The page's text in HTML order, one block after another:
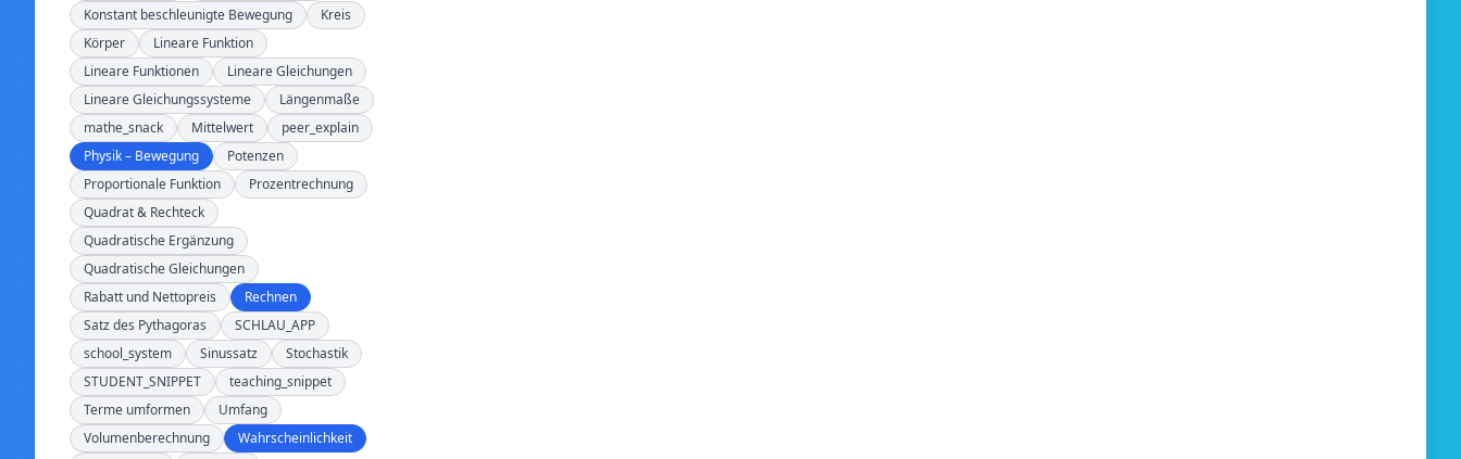
Konstant beschleunigte Bewegung
Kreis
Körper
Lineare Funktion
Lineare Funktionen
Lineare Gleichungen
Lineare Gleichungssysteme
Längenmaße
mathe_snack
Mittelwert
peer_explain
Physik – Bewegung
Potenzen
Proportionale Funktion
Prozentrechnung
Quadrat & Rechteck
Quadratische Ergänzung
Quadratische Gleichungen
Rabatt und Nettopreis
Rechnen
Satz des Pythagoras
SCHLAU_APP
school_system
Sinussatz
Stochastik
STUDENT_SNIPPET
teaching_snippet
Terme umformen
Umfang
Volumenberechnung
Wahrscheinlichkeit